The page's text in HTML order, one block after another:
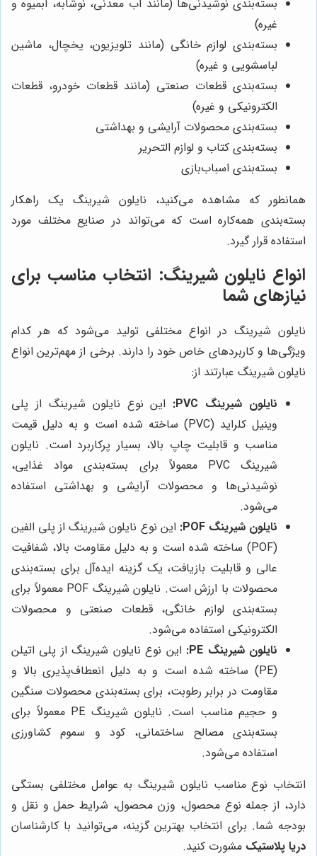
بسته‌بندی نوشیدنی‌ها (مانند آب معدنی، نوشابه، آبمیوه و
غیره)
بسته‌بندی لوازم خانگی (مانند تلویزیون، یخچال، ماشین
لباسشویی و غیره)
بسته‌بندی قطعات صنعتی (مانند قطعات خودرو، قطعات
الکترونیکی و غیره)
بسته‌بندی محصولات آرایشی و بهداشتی
بسته‌بندی کتاب و لوازم التحریر
بسته‌بندی اسباب‌بازی
همانطور که مشاهده می‌کنید، نایلون شیرینگ یک راهکار
بسته‌بندی همه‌کاره است که می‌تواند در صنایع مختلف مورد
استفاده قرار گیرد.
انواع نایلون شیرینگ: انتخاب مناسب برای
نیازهای شما
نایلون شیرینگ در انواع مختلفی تولید می‌شود که هر کدام
ویژگی‌ها و کاربردهای خاص خود را دارند. برخی از مهم‌ترین انواع
نایلون شیرینگ عبارتند از:
نایلون شیرینگ PVC:
این نوع نایلون شیرینگ از پلی
وینیل کلراید (PVC) ساخته شده است و به دلیل قیمت
مناسب و قابلیت چاپ بالا، بسیار پرکاربرد است. نایلون
شیرینگ PVC معمولاً برای بسته‌بندی مواد غذایی،
نوشیدنی‌ها و محصولات آرایشی و بهداشتی استفاده
می‌شود.
نایلون شیرینگ POF:
این نوع نایلون شیرینگ از پلی الفین
(POF) ساخته شده است و به دلیل مقاومت بالا، شفافیت
عالی و قابلیت بازیافت، یک گزینه ایده‌آل برای بسته‌بندی
محصولات با ارزش است. نایلون شیرینگ POF معمولاً برای
بسته‌بندی لوازم خانگی، قطعات صنعتی و محصولات
الکترونیکی استفاده می‌شود.
نایلون شیرینگ PE:
این نوع نایلون شیرینگ از پلی اتیلن
(PE) ساخته شده است و به دلیل انعطاف‌پذیری بالا و
مقاومت در برابر رطوبت، برای بسته‌بندی محصولات سنگین
و حجیم مناسب است. نایلون شیرینگ PE معمولاً برای
بسته‌بندی مصالح ساختمانی، کود و سموم کشاورزی
استفاده می‌شود.
انتخاب نوع مناسب نایلون شیرینگ به عوامل مختلفی بستگی
دارد، از جمله نوع محصول، وزن محصول، شرایط حمل و نقل و
بودجه شما. برای انتخاب بهترین گزینه، می‌توانید با کارشناسان
دریا پلاستیک مشورت کنید.